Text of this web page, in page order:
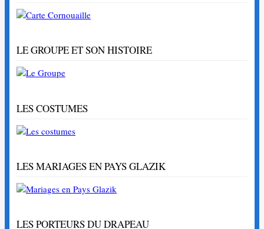
LE GROUPE ET SON HISTOIRE
LES COSTUMES
LES MARIAGES EN PAYS GLAZIK
LES PORTEURS DU DRAPEAU